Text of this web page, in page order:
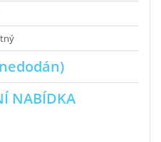
NABÍDKA